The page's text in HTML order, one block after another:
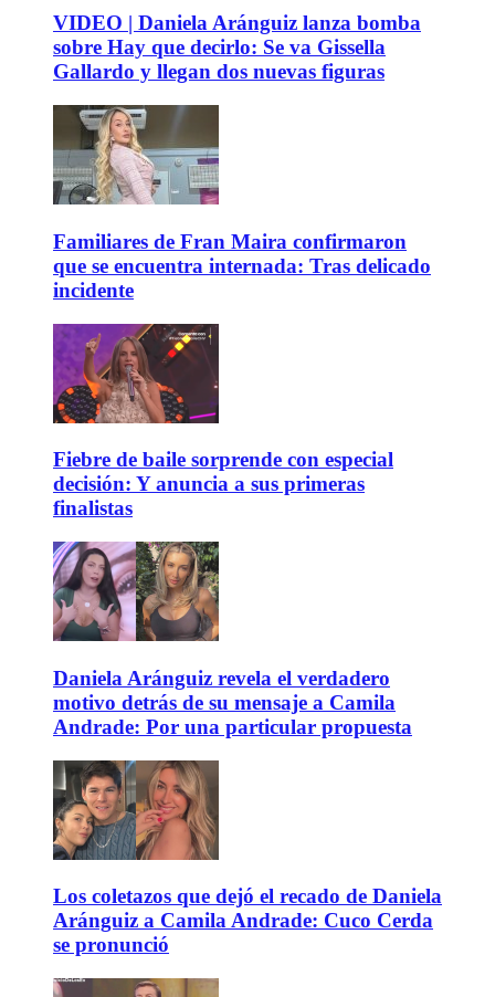
VIDEO | Daniela Aránguiz lanza bomba
sobre Hay que decirlo: Se va Gissella
Gallardo y llegan dos nuevas figuras
Familiares de Fran Maira confirmaron
que se encuentra internada: Tras delicado
incidente
Fiebre de baile sorprende con especial
decisión: Y anuncia a sus primeras
finalistas
Daniela Aránguiz revela el verdadero
motivo detrás de su mensaje a Camila
Andrade: Por una particular propuesta
Los coletazos que dejó el recado de Daniela
Aránguiz a Camila Andrade: Cuco Cerda
se pronunció